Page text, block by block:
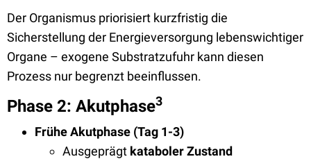
Der Organismus priorisiert kurzfristig die
Sicherstellung der Energieversorgung lebenswichtiger
Organe – exogene Substratzufuhr kann diesen
Prozess nur begrenzt beeinflussen.
Phase 2: Akutphase3
Frühe Akutphase (Tag 1-3)
Ausgeprägt kataboler Zustand